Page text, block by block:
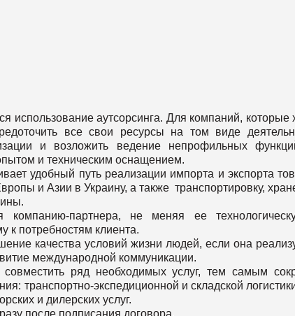
аутсорсинга. Для компаний, которые
все свои ресурсы на том виде
и возложить ведение непрофильных
и техническим оснащением.
удобный путь реализации импорта и экспорта
и Азии в Украину, а также транспортировку,
партнера, не меняя ее
к потребностям клиента.
качества условий жизни людей, если она
международной коммуникации.
ряд необходимых услуг, тем самым
транспортно-экспедиционной и складской
и дилерских услуг.
после подписания договора.